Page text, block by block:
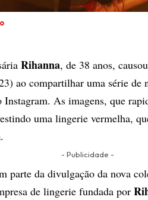
Rihanna, de 38 anos,
ao compartilhar uma série de
Instagram. As imagens, que
uma lingerie vermelha,
- Publicidade -
parte da divulgação da nova
de lingerie fundada por